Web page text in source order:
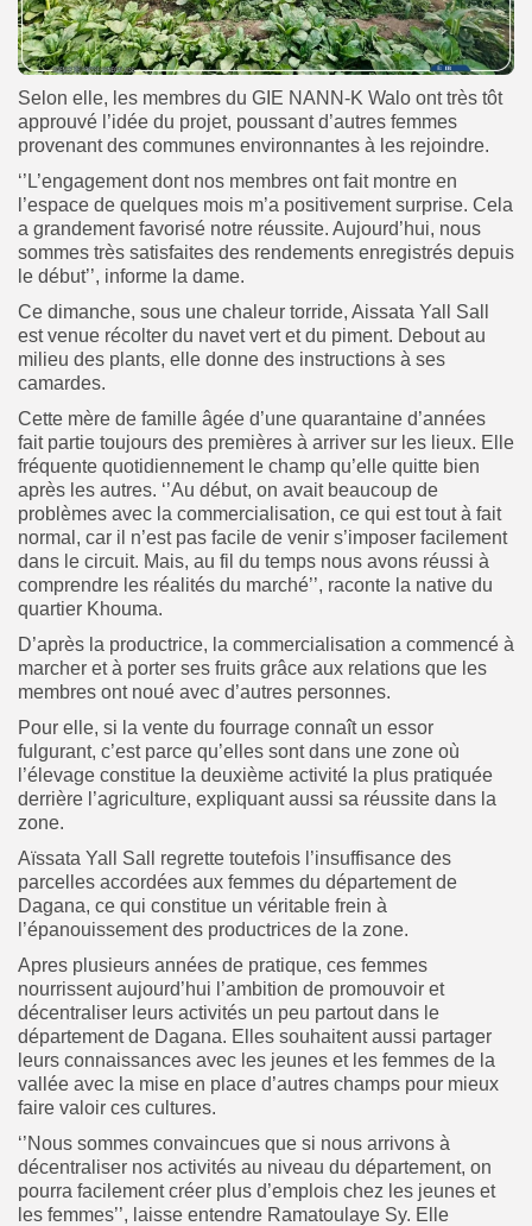
Selon elle, les membres du GIE NANN-K Walo ont très tôt
approuvé l’idée du projet, poussant d’autres femmes
provenant des communes environnantes à les rejoindre.
‘’L’engagement dont nos membres ont fait montre en
l’espace de quelques mois m’a positivement surprise. Cela
a grandement favorisé notre réussite. Aujourd’hui, nous
sommes très satisfaites des rendements enregistrés depuis
le début’’, informe la dame.
Ce dimanche, sous une chaleur torride, Aissata Yall Sall
est venue récolter du navet vert et du piment. Debout au
milieu des plants, elle donne des instructions à ses
camardes.
Cette mère de famille âgée d’une quarantaine d’années
fait partie toujours des premières à arriver sur les lieux. Elle
fréquente quotidiennement le champ qu’elle quitte bien
après les autres. ‘’Au début, on avait beaucoup de
problèmes avec la commercialisation, ce qui est tout à fait
normal, car il n’est pas facile de venir s’imposer facilement
dans le circuit. Mais, au fil du temps nous avons réussi à
comprendre les réalités du marché’’, raconte la native du
quartier Khouma.
D’après la productrice, la commercialisation a commencé à
marcher et à porter ses fruits grâce aux relations que les
membres ont noué avec d’autres personnes.
Pour elle, si la vente du fourrage connaît un essor
fulgurant, c’est parce qu’elles sont dans une zone où
l’élevage constitue la deuxième activité la plus pratiquée
derrière l’agriculture, expliquant aussi sa réussite dans la
zone.
Aïssata Yall Sall regrette toutefois l’insuffisance des
parcelles accordées aux femmes du département de
Dagana, ce qui constitue un véritable frein à
l’épanouissement des productrices de la zone.
Apres plusieurs années de pratique, ces femmes
nourrissent aujourd’hui l’ambition de promouvoir et
décentraliser leurs activités un peu partout dans le
département de Dagana. Elles souhaitent aussi partager
leurs connaissances avec les jeunes et les femmes de la
vallée avec la mise en place d’autres champs pour mieux
faire valoir ces cultures.
‘’Nous sommes convaincues que si nous arrivons à
décentraliser nos activités au niveau du département, on
pourra facilement créer plus d’emplois chez les jeunes et
les femmes’’, laisse entendre Ramatoulaye Sy. Elle